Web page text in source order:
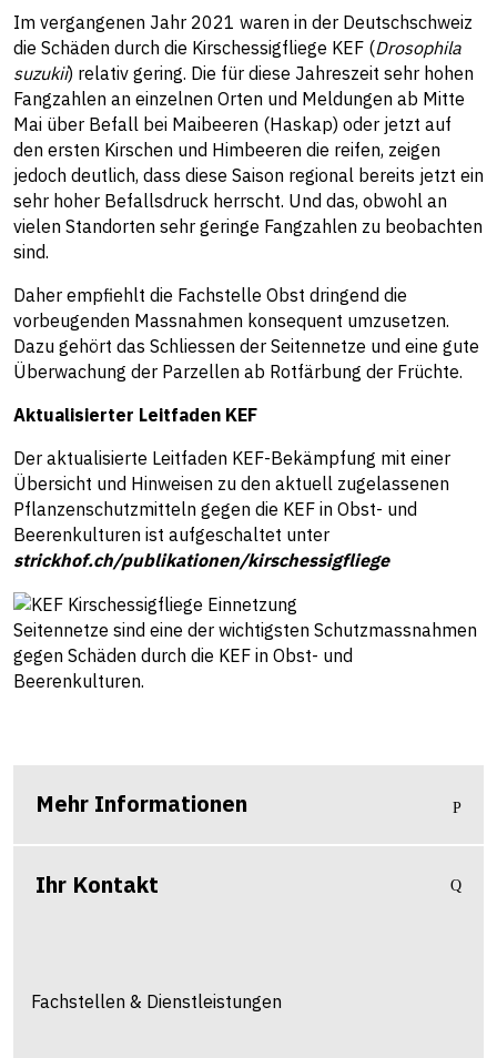
Im vergangenen Jahr 2021 waren in der Deutschschweiz
die Schäden durch die Kirschessigfliege KEF (Drosophila
suzukii) relativ gering. Die für diese Jahreszeit sehr hohen
Fangzahlen an einzelnen Orten und Meldungen ab Mitte
Mai über Befall bei Maibeeren (Haskap) oder jetzt auf
den ersten Kirschen und Himbeeren die reifen, zeigen
jedoch deutlich, dass diese Saison regional bereits jetzt ein
sehr hoher Befallsdruck herrscht. Und das, obwohl an
vielen Standorten sehr geringe Fangzahlen zu beobachten
sind.
Daher empfiehlt die Fachstelle Obst dringend die
vorbeugenden Massnahmen konsequent umzusetzen.
Dazu gehört das Schliessen der Seitennetze und eine gute
Überwachung der Parzellen ab Rotfärbung der Früchte.
Aktualisierter Leitfaden KEF
Der aktualisierte Leitfaden KEF-Bekämpfung mit einer
Übersicht und Hinweisen zu den aktuell zugelassenen
Pflanzenschutzmitteln gegen die KEF in Obst- und
Beerenkulturen ist aufgeschaltet unter
strickhof.ch/publikationen/kirschessigfliege
Seitennetze sind eine der wichtigsten Schutzmassnahmen
gegen Schäden durch die KEF in Obst- und
Beerenkulturen.
Mehr Informationen
Ihr Kontakt
Fachstellen & Dienstleistungen